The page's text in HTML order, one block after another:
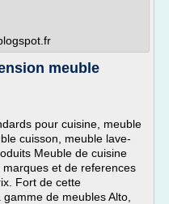
meuble
pour cuisine, meuble
cuisson, meuble lave-
Meuble de cuisine
et de references
Fort de cette
de meubles Alto,